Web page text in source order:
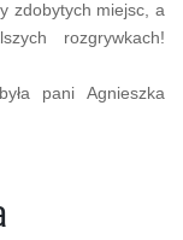
zdobytych miejsc, a
rozgrywkach!
pani Agnieszka